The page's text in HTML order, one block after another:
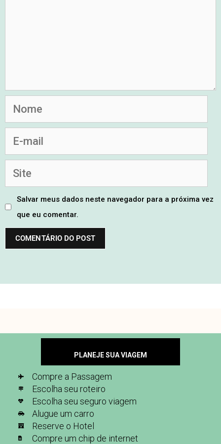
Salvar meus dados neste navegador para a próxima vez
que eu comentar.
PLANEJE SUA VIAGEM
Compre a Passagem
Escolha seu roteiro
Escolha seu seguro viagem
Alugue um carro
Reserve o Hotel
Compre um chip de internet